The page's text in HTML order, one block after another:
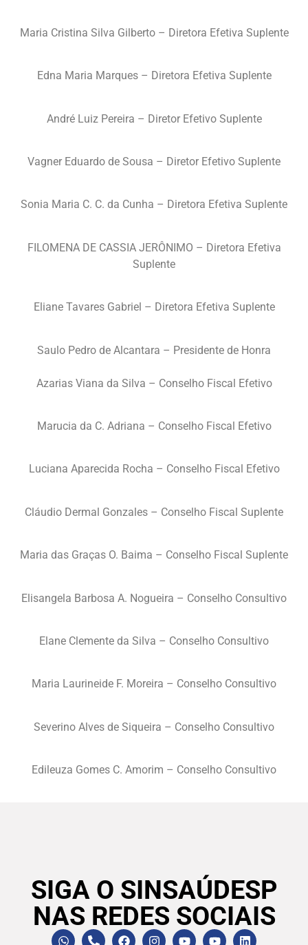
Maria Cristina Silva Gilberto – Diretora Efetiva Suplente
Edna Maria Marques – Diretora Efetiva Suplente
André Luiz Pereira – Diretor Efetivo Suplente
Vagner Eduardo de Sousa – Diretor Efetivo Suplente
Sonia Maria C. C. da Cunha – Diretora Efetiva Suplente
FILOMENA DE CASSIA JERÔNIMO – Diretora Efetiva
Suplente
Eliane Tavares Gabriel – Diretora Efetiva Suplente
Saulo Pedro de Alcantara – Presidente de Honra
Azarias Viana da Silva – Conselho Fiscal Efetivo
Marucia da C. Adriana – Conselho Fiscal Efetivo
Luciana Aparecida Rocha – Conselho Fiscal Efetivo
Cláudio Dermal Gonzales – Conselho Fiscal Suplente
Maria das Graças O. Baima – Conselho Fiscal Suplente
Elisangela Barbosa A. Nogueira – Conselho Consultivo
Elane Clemente da Silva – Conselho Consultivo
Maria Laurineide F. Moreira – Conselho Consultivo
Severino Alves de Siqueira – Conselho Consultivo
Edileuza Gomes C. Amorim – Conselho Consultivo
SIGA O SINSAÚDESP
NAS REDES SOCIAIS